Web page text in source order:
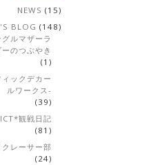
NEWS (15)
BLOG (148)
ルマザーラ
ーのつぶやき
(1)
ックデカー
ルワークス-
(39)
観戦日記
(81)
レーサー部
(24)